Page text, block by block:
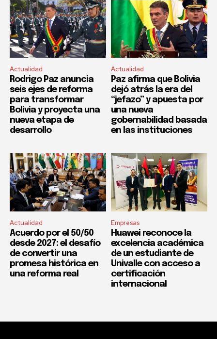
Actualidad
Rodrigo Paz anuncia
seis ejes de reforma
para transformar
Bolivia y proyecta una
nueva etapa de
desarrollo
Actualidad
Paz afirma que Bolivia
dejó atrás la era del
“jefazo” y apuesta por
una nueva
gobernabilidad basada
en las instituciones
Actualidad
Acuerdo por el 50/50
desde 2027: el desafío
de convertir una
promesa histórica en
una reforma real
Empresas
Huawei reconoce la
excelencia académica
de un estudiante de
Univalle con acceso a
certificación
internacional